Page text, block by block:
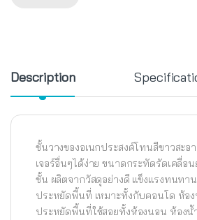
Description
ชั้นวางของอเนกประสงค์โทนสีขาวสะอ
เจอร์อื่นๆได้ง่าย ขนาดกระทัดรัดเคลื่อ
ชั้น ผลิตจากวัสดุอย่างดี แข็งแรงทนทา
ประหยัดพื้นที่ เหมาะทั้งกับคอนโด ห้อ
ประหยัดพื้นที่ใช้สอยทั้งห้องนอน ห้องน้